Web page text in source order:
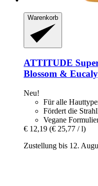
Warenkorb
ATTITUDE
Blossom &
Neu!
Für alle
Fördert die
Vegane
€ 12,19 (€ 25,77 / l)
Zustellung bis 12.